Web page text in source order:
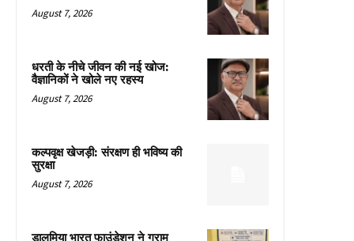
August 7, 2026
धरती के नीचे जीवन की नई खोज:
वैज्ञानिकों ने खोले नए रहस्य
August 7, 2026
कल्पवृक्ष खेजड़ी: संरक्षण ही भविष्य की
सुरक्षा
August 7, 2026